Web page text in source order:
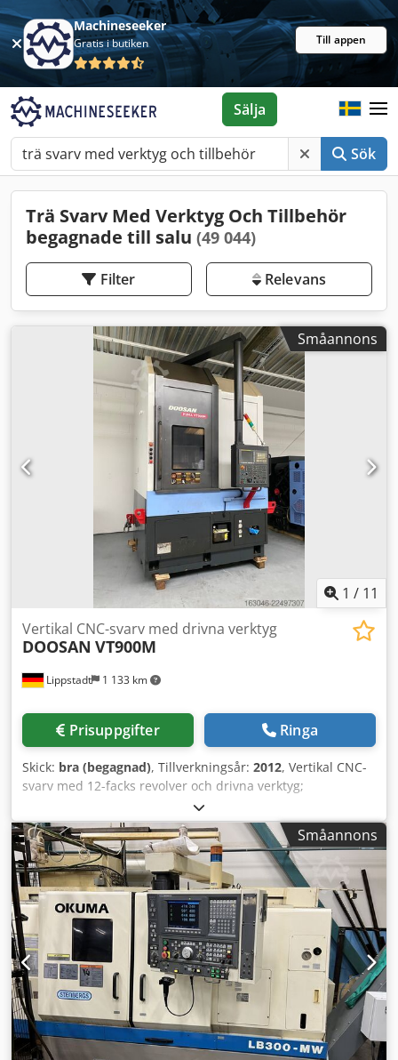
Machineseeker
Gratis i butiken Till appen
Sök
Sälja
Trä Svarv Med Verktyg Och Tillbehör
begagnade till salu (49 044)
Filter Relevans
Småannons
1 / 11
Lippstadt 1 133 km
Vertikal CNC-svarv med drivna verktyg
DOOSAN VT900M
Prisuppgifter Ringa
Skick: bra (begagnad), Tillverkningsår: 2012, Vertikal CNC-
svarv med 12-facks revolver och drivna verktyg;
Tillverkningsår 2012, gott skick; Styrsystem Fanuc 31i med
Manual Guide i; 630-chuck – 900 mm svarvdiameter; 2-
växellåda – ger mycket högt vridmoment; Dcodpfx Ajzrwa
Nol Rjk Verktygssättare, avtagbar; Spåntransportör; diverse
verktygshållare, fasta och drivna; endast ca 4 100
driftstimmar; En inspektion är möjlig och önskvärd efter
överenskommelse, och maskinen kan demonstreras under
drift.
Småannons